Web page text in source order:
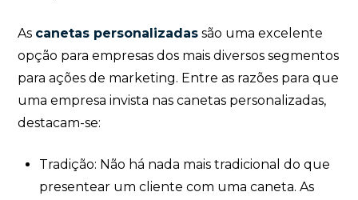
As canetas personalizadas são uma excelente
opção para empresas dos mais diversos segmentos
para ações de marketing. Entre as razões para que
uma empresa invista nas canetas personalizadas,
destacam-se:
Tradição: Não há nada mais tradicional do que
presentear um cliente com uma caneta. As